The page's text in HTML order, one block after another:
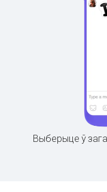
Выберыце ў